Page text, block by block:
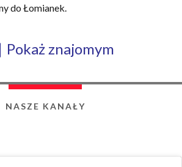
do Łomianek.
Pokaż znajomym
NASZE KANAŁY